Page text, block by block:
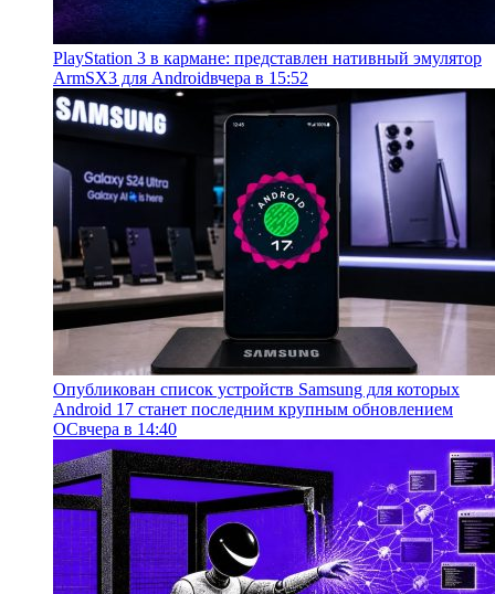
PlayStation 3 в кармане: представлен нативный эмулятор
ArmSX3 для Androidвчера в 15:52
Опубликован список устройств Samsung для которых
Android 17 станет последним крупным обновлением
ОСвчера в 14:40